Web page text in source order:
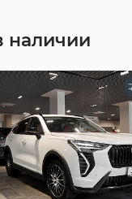
наличии